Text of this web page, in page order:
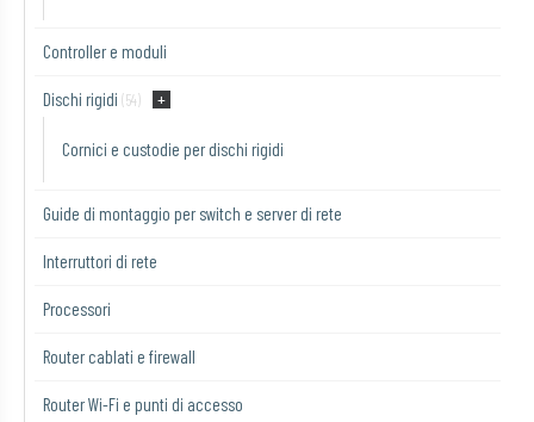
Controller e moduli
Dischi rigidi (54)
Cornici e custodie per dischi rigidi
Guide di montaggio per switch e server di rete
Interruttori di rete
Processori
Router cablati e firewall
Router Wi-Fi e punti di accesso